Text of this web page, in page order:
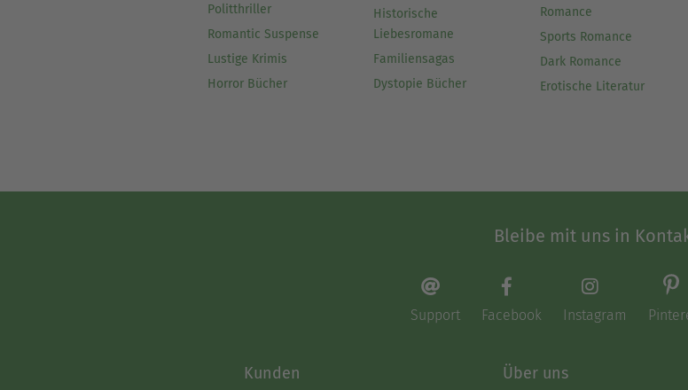
Politthriller
Romantic Suspense
Lustige Krimis
Horror Bücher
Historische
Liebesromane
Familiensagas
Dystopie Bücher
Romance
Sports Romance
Dark Romance
Erotische Literatur
Bleibe mit uns in
Support Facebook Instagram
Kunden Über uns